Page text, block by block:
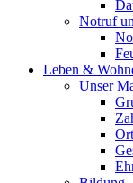
Notruf
Leben &
Unser